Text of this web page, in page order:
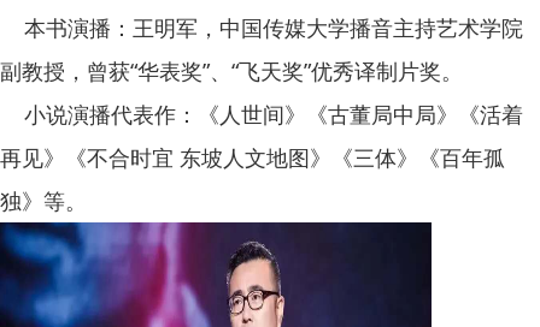
本书演播：王明军，中国传媒大学播音主持艺术学院
副教授，曾获“华表奖”、“飞天奖”优秀译制片奖。
小说演播代表作：《人世间》《古董局中局》《活着
再见》《不合时宜 东坡人文地图》《三体》《百年孤
独》等。